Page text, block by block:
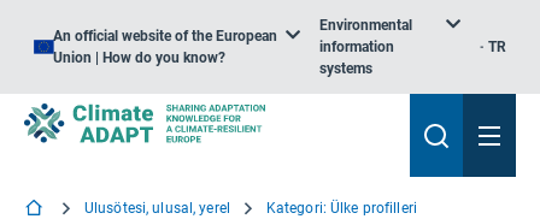
An official website of the European
Union | How do you know?
Environmental
information
systems
TR
Ulusötesi, ulusal, yerel
Kategori: Ülke profilleri